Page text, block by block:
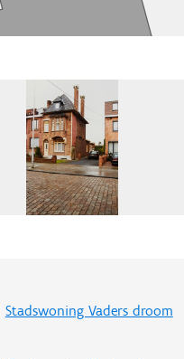
Stadswoning Vaders droom